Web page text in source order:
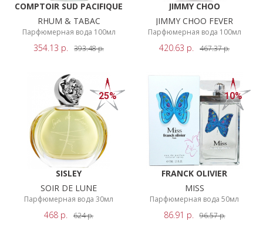
COMPTOIR SUD PACIFIQUE
RHUM & TABAC
Парфюмерная вода 100мл
354.13 р. 393.48р.
JIMMY CHOO
JIMMY CHOO FEVER
Парфюмерная вода 100мл
420.63 р. 467.37р.
25%
SISLEY
SOIR DE LUNE
Парфюмерная вода 30мл
468 р. 624р.
10%
FRANCK OLIVIER
MISS
Парфюмерная вода 50мл
86.91 р. 96.57р.